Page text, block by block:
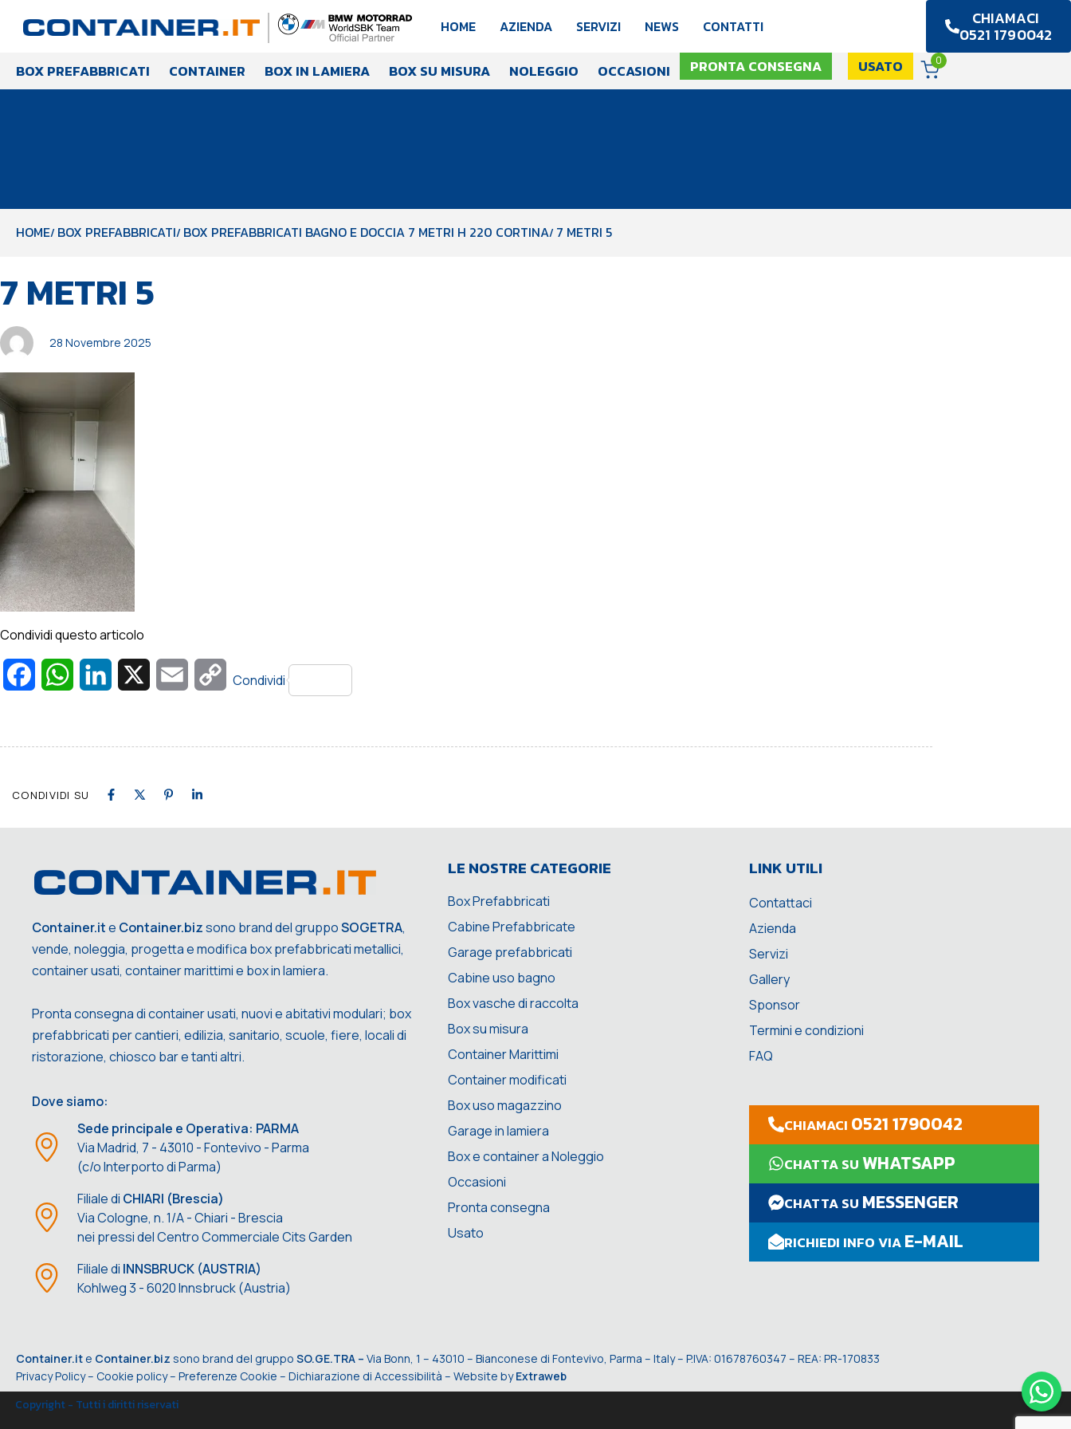
HOME AZIENDA SERVIZI NEWS CONTATTI CHIAMACI
0521 1790042
BOX PREFABBRICATI CONTAINER BOX IN LAMIERA BOX SU MISURA NOLEGGIO OCCASIONI PRONTA CONSEGNA USATO 0
HOME BOX PREFABBRICATI BOX PREFABBRICATI BAGNO E DOCCIA 7 METRI H 220 CORTINA 7 METRI 5
IN:
7 METRI 5
il:
28 Novembre 2025
Condividi questo articolo
FacebookWhatsAppLinkedIn Email
Copy
Condividi
CONDIVIDI SU
Container.ite Container.bizsono brand del gruppoSOGETRA,
vende, noleggia, progetta e modifica box prefabbricati metallici,
container usati, container marittimi e box in lamiera.
Pronta consegna di container usati, nuovi e abitativi modulari; box
prefabbricati per cantieri, edilizia, sanitario, scuole, fiere, locali di
ristorazione, chiosco bar e tanti altri.
Dove siamo:
Sede principale e Operativa: PARMA
Via Madrid, 7 - 43010 - Fontevivo - Parma
(c/o Interporto di Parma)
Filiale di CHIARI (Brescia)
Via Cologne, n. 1/A - Chiari - Brescia
nei pressi del Centro Commerciale Cits Garden
Filiale di INNSBRUCK (AUSTRIA)
Kohlweg 3 - 6020 Innsbruck (Austria)
LE NOSTRE CATEGORIE
Box Prefabbricati
Cabine Prefabbricate
Garage prefabbricati
Cabine uso bagno
Box vasche di raccolta
Box su misura
Container Marittimi
Container modificati
Box uso magazzino
Garage in lamiera
Box e container a Noleggio
Occasioni
Pronta consegna
Usato
LINK UTILI
Contattaci
Azienda
Servizi
Gallery
Sponsor
Termini e condizioni
FAQ
CHIAMACI 0521 1790042
CHATTA SUWHATSAPP
CHATTA SU MESSENGER
RICHIEDI INFO VIA E-MAIL
Container.it e Container.biz sono brand del gruppo SO.GE.TRA – Via Bonn, 1 – 43010 – Bianconese di Fontevivo, Parma – Italy – P.IVA: 01678760347 – REA: PR-170833
Privacy Policy– Cookie policy– Preferenze Cookie – Dichiarazione di Accessibilità – Website byExtraweb
Copyright - Tutti i diritti riservati